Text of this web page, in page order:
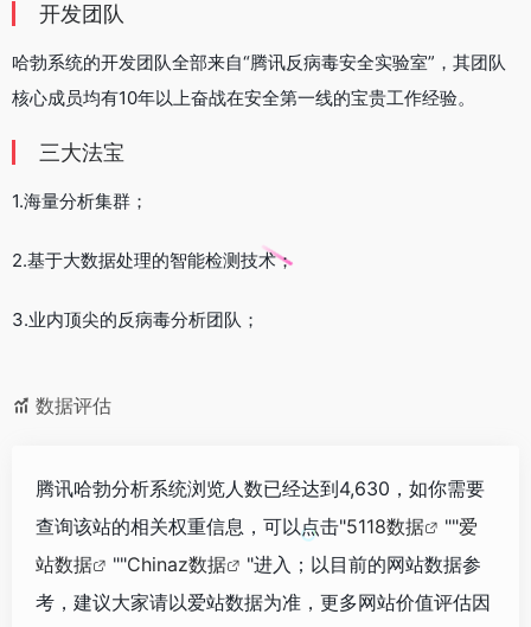
开发团队
哈勃系统的开发团队全部来自“腾讯反病毒安全实验室”，其团队
核心成员均有10年以上奋战在安全第一线的宝贵工作经验。
三大法宝
1.海量分析集群；
2.基于大数据处理的智能检测技术；
3.业内顶尖的反病毒分析团队；
数据评估
腾讯哈勃分析系统浏览人数已经达到4,630，如你需要
查询该站的相关权重信息，可以点击"5118数据 ""爱
站数据
""Chinaz数据
"进入；以目前的网站数据参
考，建议大家请以爱站数据为准，更多网站价值评估因